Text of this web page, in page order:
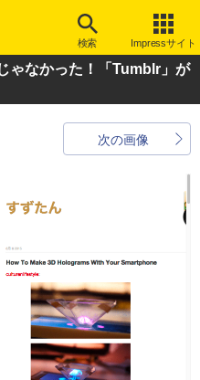
検索 Impressサイト
ゃなかった！「Tumblr」が
次の画像